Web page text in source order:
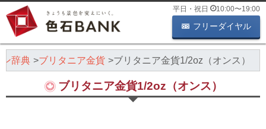
平日・祝日 10:00〜19:00
フリーダイヤル
辞典 ブリタニア金貨 ブリタニア金貨1/2oz（オンス）
ブリタニア金貨1/2oz（オンス）